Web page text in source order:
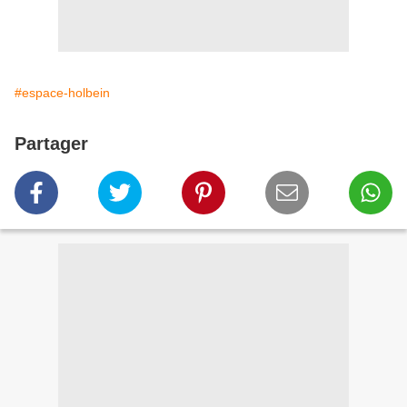
#espace-holbein
Partager